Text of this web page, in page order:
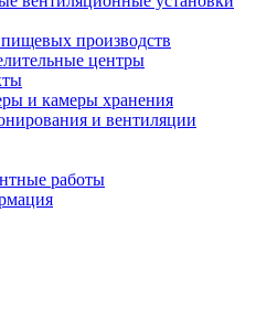
производств
центры
и камеры хранения
и вентиляции
работы